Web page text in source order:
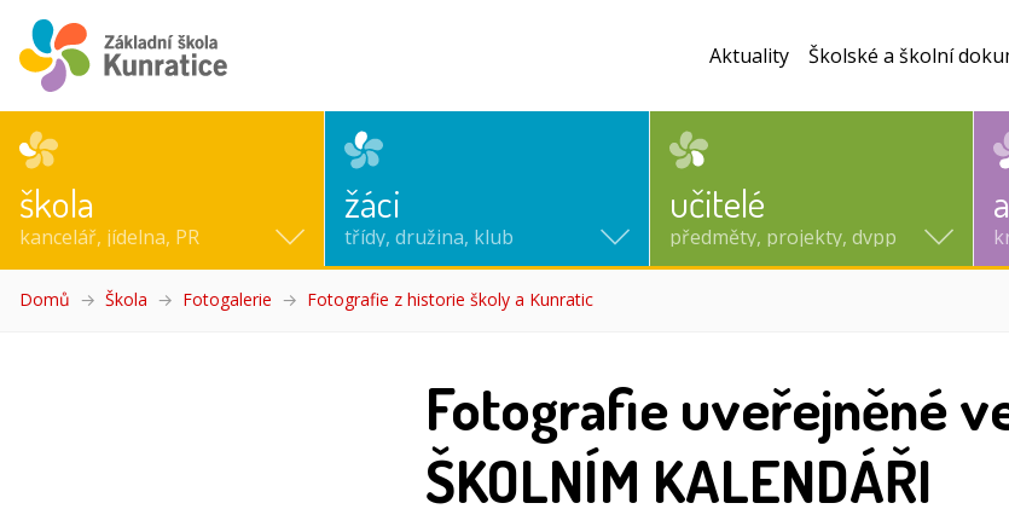
škola
kancelář, jídelna, PR
žáci
třídy, družina, klub
učitelé
předměty, projekty, dvpp
Aktuality Školské a školní
Domů Škola Fotogalerie Fotografie z historie školy a Kunratic
Fotografie uveřejněné
ŠKOLNÍM KALENDÁŘI